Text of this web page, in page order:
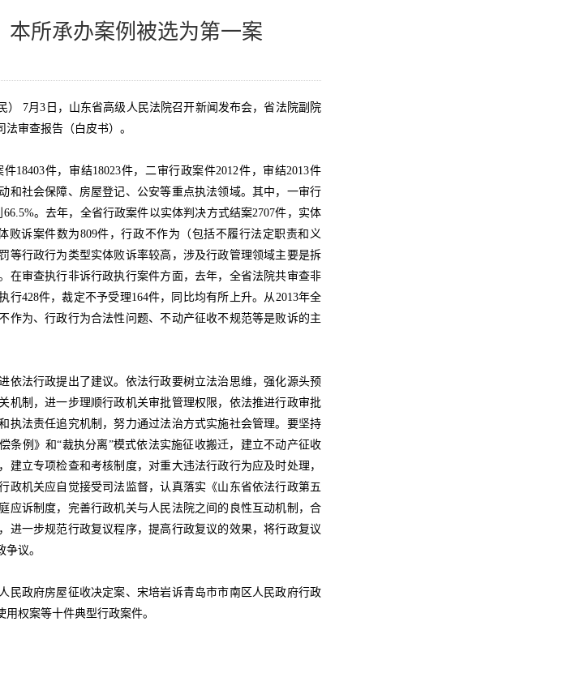
所承办案例被选为第一案
） 7月3日，山东省高级人民法院召开新闻发布会，省法院副院
审查报告（白皮书）。
件，审结18023件，二审行政案件2012件，审结2013件
和社会保障、房屋登记、公安等重点执法领域。其中，一审行
。去年，全省行政案件以实体判决方式结案2707件，实体
败诉案件数为809件，行政不作为（包括不履行法定职责和义
等行政行为类型实体败诉率较高，涉及行政管理领域主要是拆
在审查执行非诉行政执行案件方面，去年，全省法院共审查非
行428件，裁定不予受理164件，同比均有所上升。从2013年全
作为、行政行为合法性问题、不动产征收不规范等是败诉的主
法行政提出了建议。依法行政要树立法治思维，强化源头预
机制，进一步理顺行政机关审批管理权限，依法推进行政审批
执法责任追究机制，努力通过法治方式实施社会管理。要坚持
条例》和“裁执分离”模式依法实施征收搬迁，建立不动产征收
立专项检查和考核制度，对重大违法行政行为应及时处理，
政机关应自觉接受司法监督，认真落实《山东省依法行政第五
应诉制度，完善行政机关与人民法院之间的良性互动机制，合
进一步规范行政复议程序，提高行政复议的效果，将行政复议
议。
政府房屋征收决定案、宋培岩诉青岛市市南区人民政府行政
权案等十件典型行政案件。